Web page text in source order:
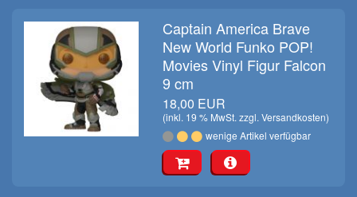
Captain America Brave
New World Funko POP!
Movies Vinyl Figur Falcon
9 cm
18,00 EUR
(inkl. 19 % MwSt. zzgl.Versandkosten)
wenige Artikel verfügbar